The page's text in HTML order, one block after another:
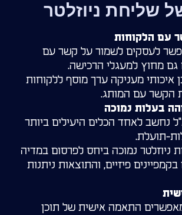
שליחת ניוזלטר
עם הלקוחות
לעסקים לשמור על קשר עם
גם מחוץ למעגלי הרכישה.
איכותי מעניקה ערך מוסף ללקוחות
הקשר עם המותג.
בעלות נמוכה
נחשב לאחד הכלים היעילים ביותר
תועלת.
ניוזלטר נמוכה ביחס לפרסום במדיה
פיזיים, והתוצאות ניתנות
מאפשרים התאמה אישית של תוכן